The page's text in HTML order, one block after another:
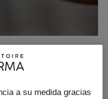
a su medida gracias